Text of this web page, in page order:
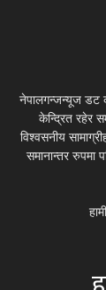
नेपालगन्जन्यूज डट
केन्द्रित रहेर
विश्वसनीय
समानान्तर